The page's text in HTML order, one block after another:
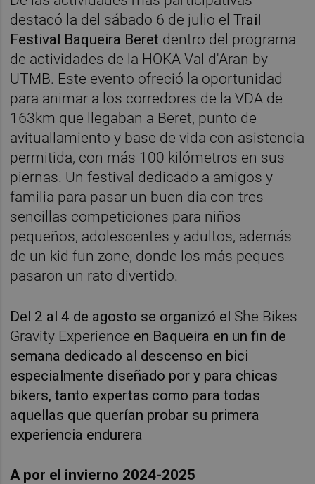
destacó la del sábado 6 de julio elTrail
Festival Baqueira Beret dentro del programa
de actividades de la HOKA Val d'Aran by
UTMB. Este evento ofreció la oportunidad
para animar a los corredores de la VDA de
163km que llegaban a Beret, punto de
avituallamiento y base de vida con asistencia
permitida, con más 100 kilómetros en sus
piernas. Un festival dedicado a amigos y
familia para pasar un buen día con tres
sencillas competiciones para niños
pequeños, adolescentes y adultos, además
de un kid fun zone, donde los más peques
pasaron un rato divertido.
Del 2 al 4 de agosto se organizó el She Bikes
Gravity Experience en Baqueira en un fin de
semana dedicado al descenso en bici
especialmente diseñado por y para chicas
bikers, tanto expertas como para todas
aquellas que querían probar su primera
experiencia endurera
A por el invierno 2024-2025